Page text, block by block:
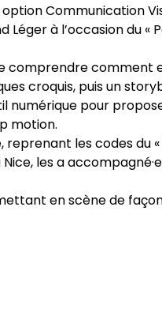
Communication
à l’occasion du «
comprendre comment
croquis, puis un
numérique pour
motion.
les codes du «
les a
en scène de